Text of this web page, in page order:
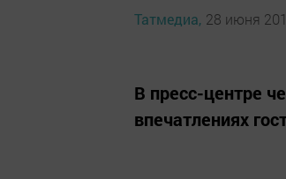
Татмедиа, 28 июня
В пресс-центре
впечатлениях